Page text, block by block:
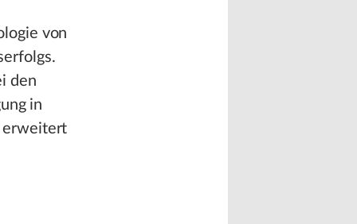
von
den
in
erweitert